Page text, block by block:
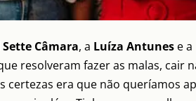
Câmara, a Luíza Antunes e a
resolveram fazer as malas, cair
certezas era que não queríamos